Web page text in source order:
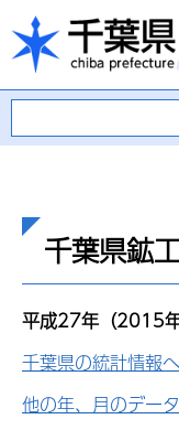
千葉県鉱
平成27年（2015
千葉県の統計情報へ
他の年、月のデー